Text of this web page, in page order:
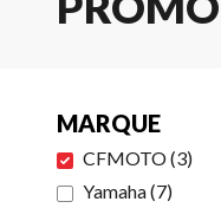
MARQUE
CFMOTO(3)
Yamaha(7)